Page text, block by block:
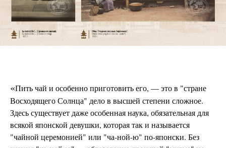
«Пить чай и особенно приготовить его, — это в "стране
Восходящего Солнца" дело в высшей степени сложное.
Здесь существует даже особенная наука, обязательная для
всякой японской девушки, которая так и называется
"чайной церемонией" или "ча-ной-ю" по-японски. Без